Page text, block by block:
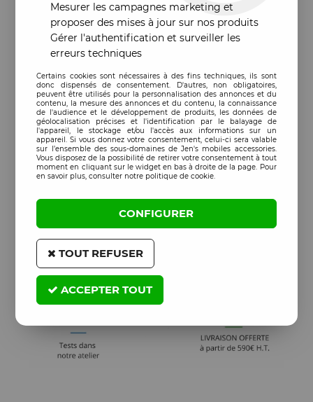
Mesurer les campagnes marketing et
proposer des mises à jour sur nos produits
Gérer l'authentification et surveiller les
erreurs techniques
Certains cookies sont nécessaires à des fins techniques, ils sont
donc dispensés de consentement. D'autres, non obligatoires,
peuvent être utilisés pour la personnalisation des annonces et du
contenu, la mesure des annonces et du contenu, la connaissance
de l'audience et le développement de produits, les données de
géolocalisation précises et l'identification par le balayage de
l'appareil, le stockage et/ou l'accès aux informations sur un
appareil. Si vous donnez votre consentement, celui-ci sera valable
sur l’ensemble des sous-domaines de Jen's mobiles accessories.
Vous disposez de la possibilité de retirer votre consentement à tout
moment en cliquant sur le widget en bas à droite de la page. Pour
en savoir plus, consulter notre politique de cookie.
CONFIGURER
TOUT REFUSER
ACCEPTER TOUT